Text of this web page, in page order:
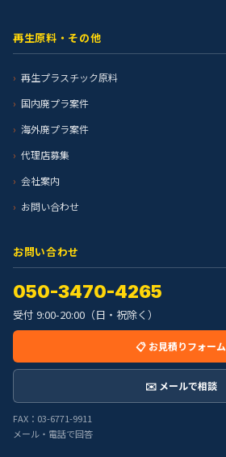
再生原料・その他
再生プラスチック原料
国内廃プラ案件
海外廃プラ案件
代理店募集
会社案内
お問い合わせ
お問い合わせ
050-3470-4265
受付 9:00-20:00（日・祝除く）
📋 お見積りフォーム
✉️ メールで相談
FAX：03-6771-9911
メール・電話で回答